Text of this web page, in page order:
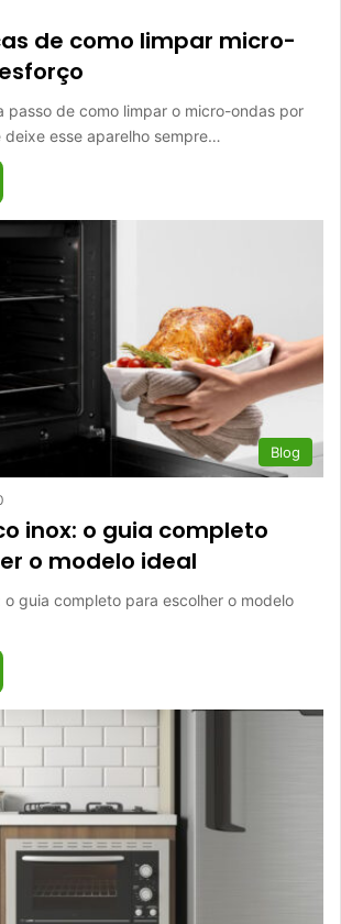
de como limpar micro-
passo de como limpar o micro-ondas por
esse aparelho sempre…
Blog
inox: o guia completo
o modelo ideal
o guia completo para escolher o modelo